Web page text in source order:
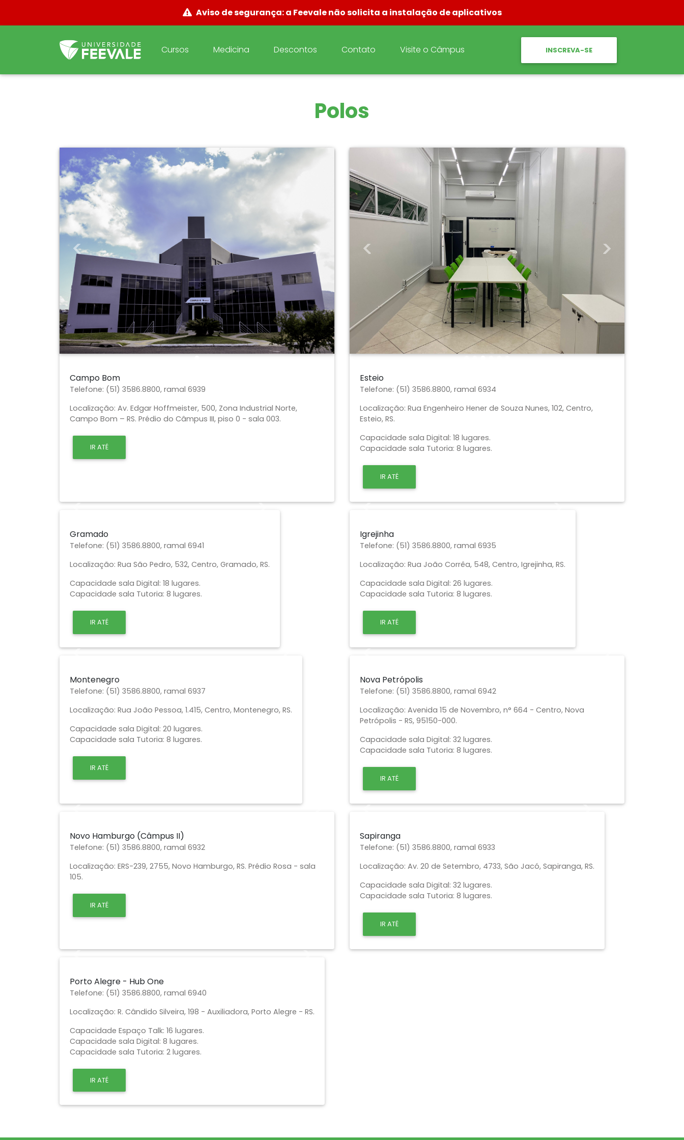
Aviso de segurança: a Feevale não solicita a instalação de aplicativos
Cursos Medicina Descontos Contato Visite o Câmpus INSCREVA-SE
Polos
Previous
Campo Bom
Telefone: (51) 3586.8800, ramal 6939
Localização: Av. Edgar Hoffmeister, 500, Zona Industrial Norte,
Campo Bom – RS. Prédio do Câmpus III, piso 0 - sala 003.
IR ATÉ
Esteio
Telefone: (51) 3586.8800, ramal 6934
Localização: Rua Engenheiro Hener de Souza Nunes, 102, Centro,
Esteio, RS.
Capacidade sala Digital: 18 lugares.
Capacidade sala Tutoria: 8 lugares.
IR ATÉ
Gramado
Telefone: (51) 3586.8800, ramal 6941
Localização: Rua São Pedro, 532, Centro, Gramado, RS.
Capacidade sala Digital: 18 lugares.
Capacidade sala Tutoria: 8 lugares.
IR ATÉ
Igrejinha
Telefone: (51) 3586.8800, ramal 6935
Localização: Rua João Corrêa, 548, Centro, Igrejinha, RS.
Capacidade sala Digital: 26 lugares.
Capacidade sala Tutoria: 8 lugares.
IR ATÉ
Montenegro
Telefone: (51) 3586.8800, ramal 6937
Localização: Rua João Pessoa, 1.415, Centro, Montenegro, RS.
Capacidade sala Digital: 20 lugares.
Capacidade sala Tutoria: 8 lugares.
IR ATÉ
Nova Petrópolis
Telefone: (51) 3586.8800, ramal 6942
Localização: Avenida 15 de Novembro, n° 664 - Centro, Nova
Petrópolis - RS, 95150-000.
Capacidade sala Digital: 32 lugares.
Capacidade sala Tutoria: 8 lugares.
IR ATÉ
Novo Hamburgo (Câmpus II)
Telefone: (51) 3586.8800, ramal 6932
Localização: ERS-239, 2755, Novo Hamburgo, RS. Prédio Rosa - sala
105.
IR ATÉ
Sapiranga
Telefone: (51) 3586.8800, ramal 6933
Localização: Av. 20 de Setembro, 4733, São Jacó, Sapiranga, RS.
Capacidade sala Digital: 32 lugares.
Capacidade sala Tutoria: 8 lugares.
IR ATÉ
Porto Alegre - Hub One
Telefone: (51) 3586.8800, ramal 6940
Localização: R. Cândido Silveira, 198 - Auxiliadora, Porto Alegre - RS.
Capacidade Espaço Talk: 16 lugares.
Capacidade sala Digital: 8 lugares.
Capacidade sala Tutoria: 2 lugares.
IR ATÉ